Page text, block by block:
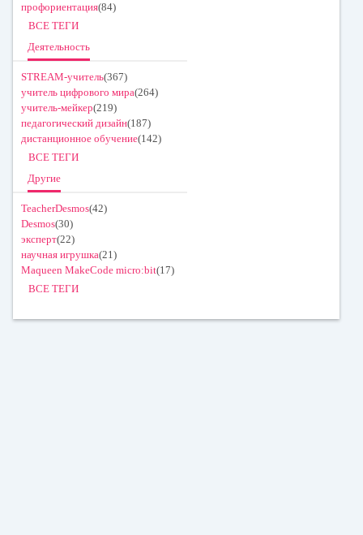
профориентация(84)
ВСЕ ТЕГИ
Деятельность
STREAM-учитель(367)
учитель цифрового мира(264)
учитель-мейкер(219)
педагогический дизайн(187)
дистанционное обучение(142)
ВСЕ ТЕГИ
Другие
TeacherDesmos(42)
Desmos(30)
эксперт(22)
научная игрушка(21)
Maqueen MakeCode micro:bit(17)
ВСЕ ТЕГИ